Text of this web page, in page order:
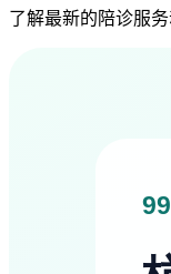
了解最新的陪诊服